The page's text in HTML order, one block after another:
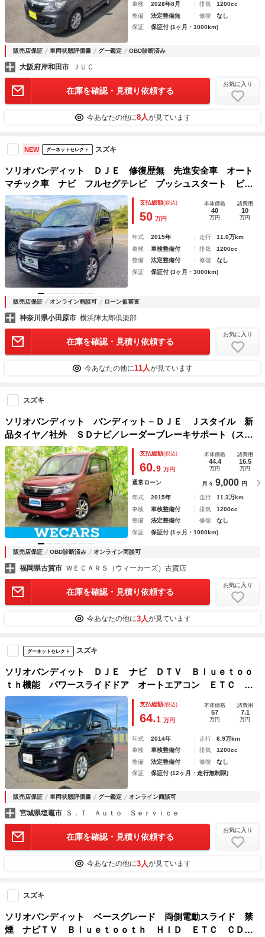
車検
2028年8月 排気
1200cc
整備
法定整備無 修復
なし
保証
保証付 (1ヶ月・1000km)
販売店保証 車両状態評価書 グー鑑定 OBD診断済み
大阪府岸和田市 ＪＵＣ
在庫を確認・見積り依頼する
お気に入り
今あなたの他に8人が見ています
NEW グーネットセレクト スズキ
ソリオバンディット ＤＪＥ 修復歴無 先進安全車 オート
マチック車 ナビ フルセグテレビ プッシュスタート ビル
トインＥＴＣ車載器 左電動パワースライドドア アイドリン
グストップ クルーズコントロール レーダーブレーキサポー
ト２
支払総額(税込)
50 万円
本体価格
40
万円
諸費用
10
万円
年式 2015年 走行
11.0万km
車検
車検整備付 排気
1200cc
整備
法定整備付 修復
なし
保証
保証付 (3ヶ月・3000km)
販売店保証 オンライン商談可 ローン仮審査
神奈川県小田原市 横浜陣太郎倶楽部
在庫を確認・見積り依頼する
お気に入り
今あなたの他に11人が見ています
スズキ
ソリオバンディット バンディット－ＤＪＥ Ｊスタイル 新
品タイヤ／社外 ＳＤナビ／レーダーブレーキサポート（スズ
キ）／両側電動スライドドア／シートヒーター 運転席／ヘッ
ドランプ ＨＩＤ／ＥＢＤ付ＡＢＳ／横滑り防止装置／アイド
リングストップ
支払総額(税込)
60.9 万円
本体価格
44.4
万円
諸費用
16.5
万円
通常ローン 月々 9,000 円
年式 2015年 走行
11.3万km
車検
車検整備付 排気
1200cc
整備
法定整備付 修復
なし
保証
保証付 (1ヶ月・1000km)
販売店保証 OBD診断済み オンライン商談可
福岡県古賀市 ＷＥＣＡＲＳ（ウィーカーズ）古賀店
在庫を確認・見積り依頼する
お気に入り
今あなたの他に3人が見ています
グーネットセレクト スズキ
ソリオバンディット ＤＪＥ ナビ ＤＴＶ Ｂｌｕｅｔｏｏ
ｔｈ機能 パワースライドドア オートエアコン ＥＴＣ ア
ルミ オートライト ステアリングリモコン フォグライト
シートバックテーブル
支払総額(税込)
64.1 万円
本体価格
57
万円
諸費用
7.1
万円
年式 2014年 走行
6.9万km
車検
車検整備付 排気
1200cc
整備
法定整備付 修復
なし
保証
保証付 (12ヶ月・走行無制限)
販売店保証 車両状態評価書 グー鑑定 オンライン商談可
宮城県塩竈市 Ｓ．Ｔ Ａｕｔｏ Ｓｅｒｖｉｃｅ
在庫を確認・見積り依頼する
お気に入り
今あなたの他に3人が見ています
スズキ
ソリオバンディット ベースグレード 両側電動スライド 禁
煙 ナビＴＶ Ｂｌｕｅｔｏｏｔｈ ＨＩＤ ＥＴＣ ＣＤ録